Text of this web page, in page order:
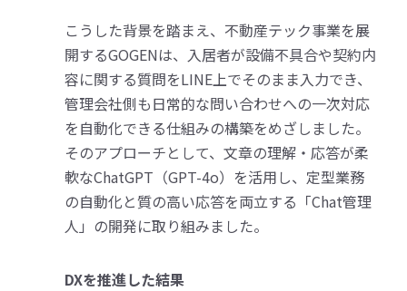
こうした背景を踏まえ、不動産テック事業を展
開するGOGENは、入居者が設備不具合や契約内
容に関する質問をLINE上でそのまま入力でき、
管理会社側も日常的な問い合わせへの一次対応
を自動化できる仕組みの構築をめざしました。
そのアプローチとして、文章の理解・応答が柔
軟なChatGPT（GPT-4o）を活用し、定型業務
の自動化と質の高い応答を両立する「Chat管理
人」の開発に取り組みました。
DXを推進した結果